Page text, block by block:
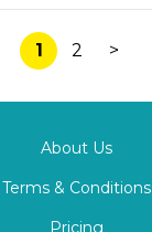
1 2 >
About Us
Terms & Conditions
Pricing